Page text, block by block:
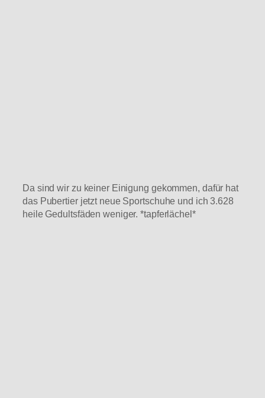
Da sind wir zu keiner Einigung gekommen, dafür hat
das Pubertier jetzt neue Sportschuhe und ich 3.628
heile Gedultsfäden weniger. *tapferlächel*